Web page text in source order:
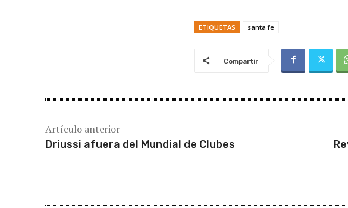
ETIQUETAS santa fe
Compartir
Artículo anterior
Driussi afuera del Mundial de Clubes